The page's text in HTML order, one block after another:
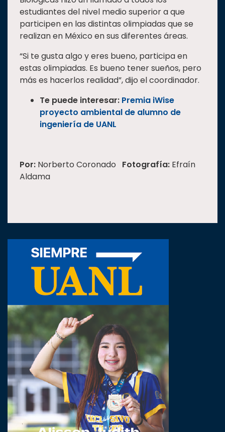
estudiantes del nivel medio superior a que
participen en las distintas olimpiadas que se
realizan en México en sus diferentes áreas.
“Si te gusta algo y eres bueno, participa en
estas olimpiadas. Es bueno tener sueños, pero
más es hacerlos realidad”, dijo el coordinador.
Te puede interesar: Premia iWise
proyecto ambiental de alumno de
ingeniería de UANL
Por: Norberto Coronado Fotografía: Efraín
Aldama